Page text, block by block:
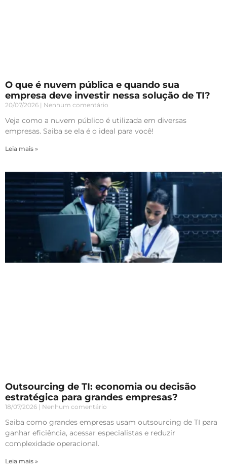
O que é nuvem pública e quando sua
empresa deve investir nessa solução de TI?
20/07/2026 Nenhum comentário
Veja como a nuvem público é utilizada em diversas
empresas. Saiba se ela é o ideal para você!
Leia mais »
Outsourcing de TI: economia ou decisão
estratégica para grandes empresas?
18/07/2026 Nenhum comentário
Saiba como grandes empresas usam outsourcing de TI para
ganhar eficiência, acessar especialistas e reduzir
complexidade operacional.
Leia mais »